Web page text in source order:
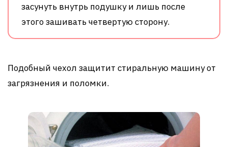
засунуть внутрь подушку и лишь после
этого зашивать четвертую сторону.
Подобный чехол защитит стиральную машину от
загрязнения и поломки.